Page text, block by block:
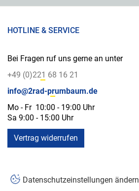
HOTLINE & SERVICE
Bei Fragen ruf uns gerne an unter
+49 (0)221 68 16 21
info@2rad-prumbaum.de
Mo - Fr 10:00 - 19:00 Uhr
Sa 9:00 - 15:00 Uhr
Vertrag widerrufen
Datenschutzeinstellungen ändern